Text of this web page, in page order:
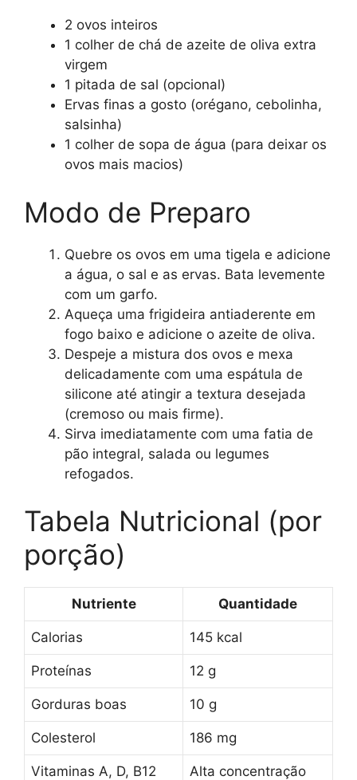
2 ovos inteiros
1 colher de chá de azeite de oliva extra
virgem
1 pitada de sal (opcional)
Ervas finas a gosto (orégano, cebolinha,
salsinha)
1 colher de sopa de água (para deixar os
ovos mais macios)
Modo de Preparo
Quebre os ovos em uma tigela e adicione
a água, o sal e as ervas. Bata levemente
com um garfo.
Aqueça uma frigideira antiaderente em
fogo baixo e adicione o azeite de oliva.
Despeje a mistura dos ovos e mexa
delicadamente com uma espátula de
silicone até atingir a textura desejada
(cremoso ou mais firme).
Sirva imediatamente com uma fatia de
pão integral, salada ou legumes
refogados.
Tabela Nutricional (por
porção)
Nutriente Quantidade
Calorias 145 kcal
Proteínas 12 g
Gorduras boas 10 g
Colesterol 186 mg
Vitaminas A, D, B12 Alta concentração